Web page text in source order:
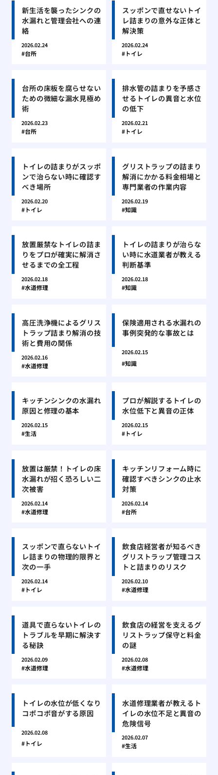
新生活を襲ったシンクの
水漏れと管理会社への連
絡
2026.02.24
台所
スッポンで直せないトイ
レ詰まりの意外な正体と
解決策
2026.02.24
トイレ
台所の床板を腐らせない
ための微細な漏水見極め
術
2026.02.23
台所
排水管の詰まりを予感さ
せるトイレの異音と水位
の低下
2026.02.21
トイレ
トイレの詰まりがスッポ
ンで治らない時に確認す
べき場所
2026.02.20
トイレ
グリストラップの詰まり
解消にかかる料金相場と
専門業者の作業内容
2026.02.19
知識
放置厳禁なトイレの詰ま
りをプロが確実に解消さ
せるまでの全工程
2026.02.18
水道修理
トイレの詰まりが治らな
い時に水道業者が教える
判断基準
2026.02.18
知識
高圧洗浄機によるグリス
トラップ詰まり解消の技
術と費用の関係
2026.02.16
水道修理
保険適用される水漏れの
事例突発的な事故とは
2026.02.15
知識
キッチンシンクの水漏れ
原因と修理の基本
2026.02.15
生活
プロが解説するトイレの
水位低下と異音の正体
2026.02.15
トイレ
放置は厳禁！トイレの床
水漏れが招く恐ろしい二
次被害
2026.02.14
水道修理
キッチンリフォーム時に
確認すべきシンクの止水
対策
2026.02.14
台所
スッポンで直らないトイ
レ詰まりの物理的限界と
次の一手
2026.02.14
トイレ
飲食店経営者が知るべき
グリストラップ管理コス
トと詰まりのリスク
2026.02.10
水道修理
道具で直らないトイレの
トラブルを早期に解決す
る秘訣
2026.02.09
水道修理
飲食店の経営を支えるグ
リストラップ保守と料金
の謎
2026.02.08
水道修理
トイレの水位が低くなり
コポコポ音がする原因
2026.02.08
トイレ
水道修理業者が教えるト
イレの水位不足と異音の
危険信号
2026.02.07
生活